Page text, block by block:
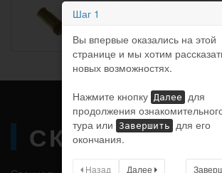
СКБ ИС
Шаг 1
Вы впервые оказались на этой
странице и мы хотим
новых возможностях.
Нажмите кнопку Далее для
продолжения
тура или Завершить для его
окончания.
Назад Далее